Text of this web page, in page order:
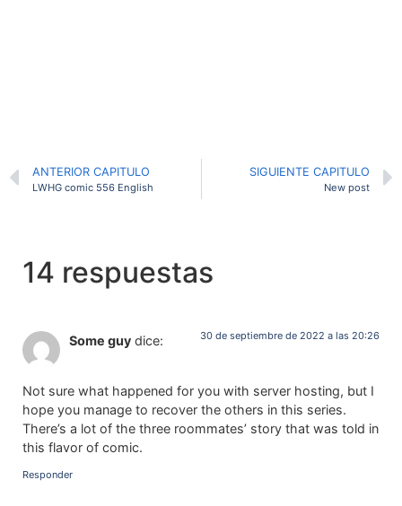
ANTERIOR CAPITULO
LWHG comic 556 English
SIGUIENTE CAPITULO
New post
14 respuestas
Some guy dice: 30 de septiembre de 2022 a las 20:26
Not sure what happened for you with server hosting, but I
hope you manage to recover the others in this series.
There’s a lot of the three roommates’ story that was told in
this flavor of comic.
Responder